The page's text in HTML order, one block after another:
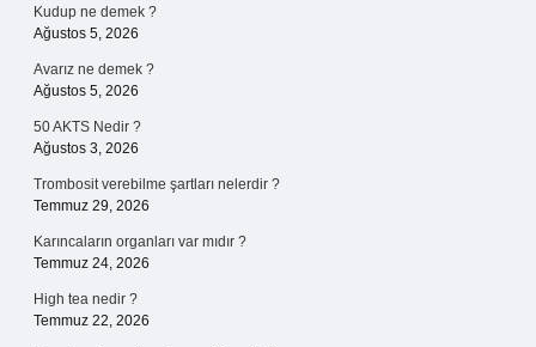
Kudup ne demek ?
Ağustos 5, 2026
Avarız ne demek ?
Ağustos 5, 2026
50 AKTS Nedir ?
Ağustos 3, 2026
Trombosit verebilme şartları nelerdir ?
Temmuz 29, 2026
Karıncaların organları var mıdır ?
Temmuz 24, 2026
High tea nedir ?
Temmuz 22, 2026